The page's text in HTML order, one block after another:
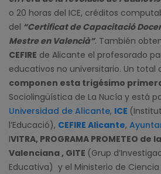
o 20 horas del ICE, créditos
del “Certificat de Capacitació
Mestre en Valencià”. También
CEFIRE de Alicante el profesorado
educativos no universitario. Un total
componen esta trigésimo
Sociolingüística de La Nucía y está
Universidad de Alicante, ICE
l’Educació), CEFIRE Alicante,
IVITRA, PROGRAMA PROMETEO
Valenciana , GITE (Grup
Educativa) y el Ministerio de